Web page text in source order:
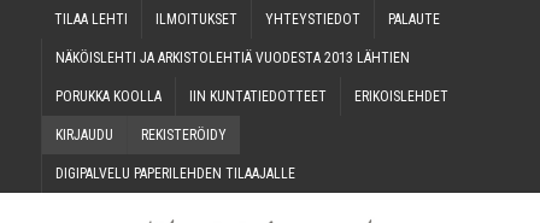
TILAA LEH­TI ILMOI­TUK­SET YHTEYS­TIE­DOT PALAU­TE
NÄKÖIS­LEH­TI JA ARKIS­TO­LEH­TIÄ VUO­DES­TA 2013 LÄHTIEN
PORUK­KA KOOLLA IIN KUN­TA­TIE­DOT­TEET ERI­KOIS­LEH­DET
KIR­JAU­DU REKIS­TE­RÖI­DY
DIGI­PAL­VE­LU PAPE­RI­LEH­DEN TILAAJALLE